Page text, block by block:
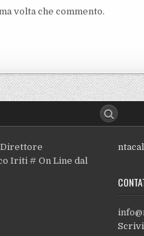
volta che commento.
Direttore
Iriti # On Line dal
Scrivi